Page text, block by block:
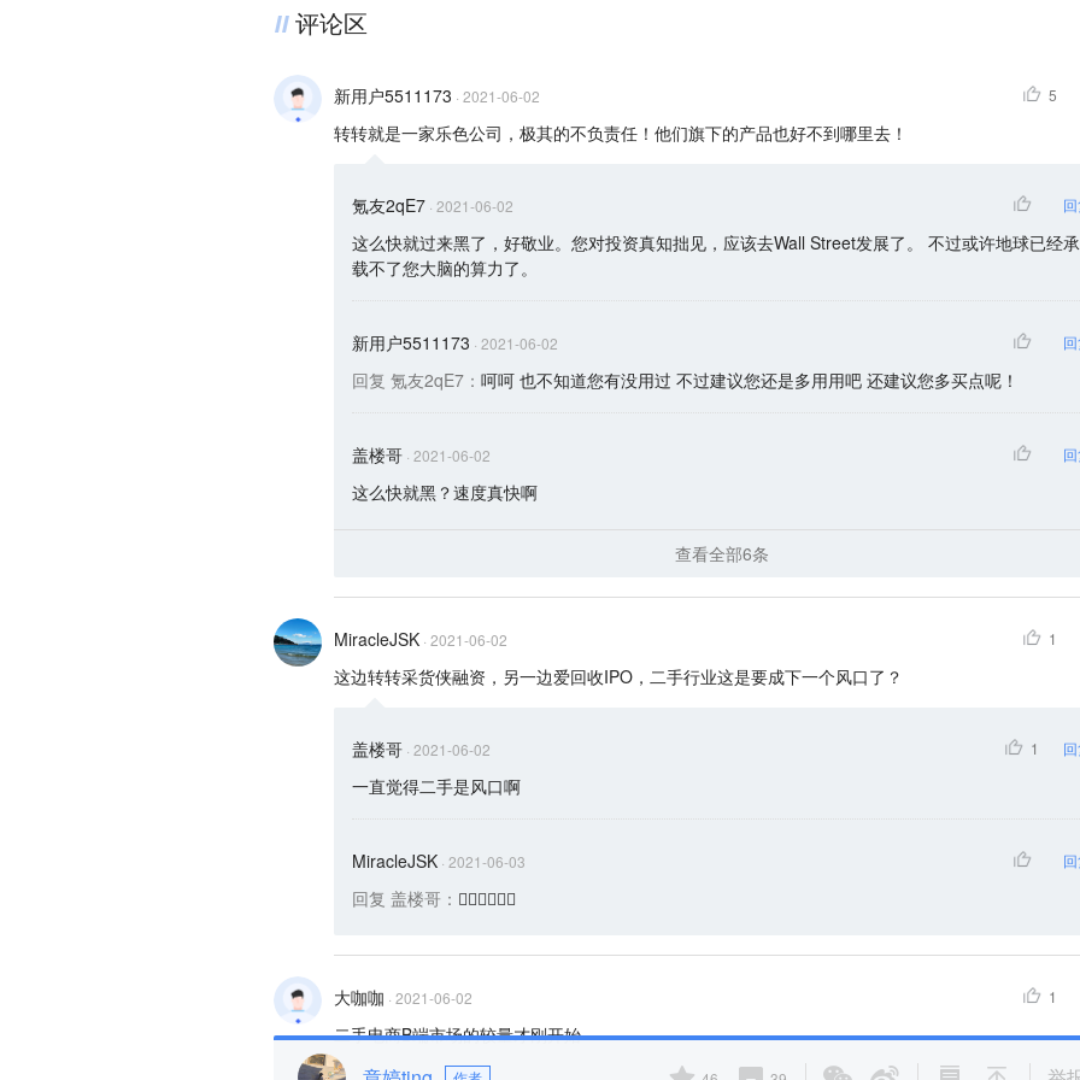
评论区
新用户5511173 · 2021-06-02 5
转转就是一家乐色公司，极其的不负责任！他们旗下的产品也好不到哪里去！
氪友2qE7 · 2021-06-02
这么快就过来黑了，好敬业。您对投资真知拙见，应该去Wall Street发展了。 不过或许地球已经承
载不了您大脑的算力了。
新用户5511173 · 2021-06-02
回复 氪友2qE7 ： 呵呵 也不知道您有没用过 不过建议您还是多用用吧 还建议您多买点呢！
盖楼哥 · 2021-06-02
这么快就黑？速度真快啊
查看全部6条
MiracleJSK · 2021-06-02 1
这边转转采货侠融资，另一边爱回收IPO，二手行业这是要成下一个风口了？
盖楼哥 · 2021-06-02 1
一直觉得二手是风口啊
MiracleJSK · 2021-06-03
回复 盖楼哥 ： 👍🏻👍🏻👍🏻
大咖咖 · 2021-06-02 1